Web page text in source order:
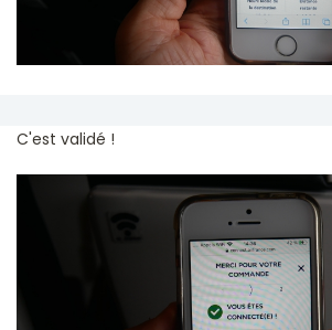
C'est validé !